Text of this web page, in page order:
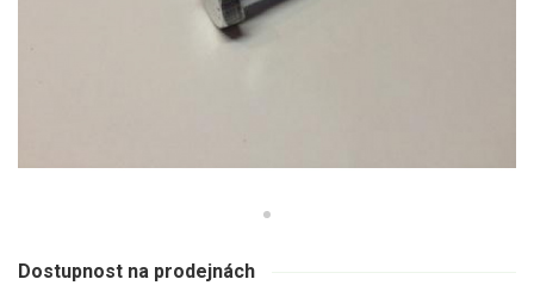
Benzínové křovinořezy a vyžínače
Motorové pily
Dostupnost na prodejnách